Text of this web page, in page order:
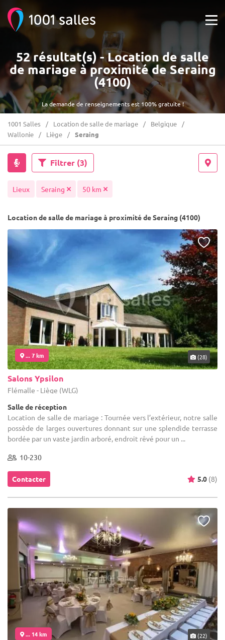
La demande de renseignements est 100% gratuite !
52 résultat(s) - Location de salle
de mariage à proximité de Seraing
(4100)
1001 Salles Location de salle de mariage
Belgique
Wallonie
Liège Seraing
Filtrer (3)
Lieux Seraing 50 km
Location de salle de mariage à proximité de Seraing (4100)
... 7 km (28)
Salons Ypsilon
Flémalle - Liège (WLG)
Salle de réception
Location de salle de mariage : Tournée vers l’extérieur, notre salle
possède de larges ouvertures donnant sur une splendide terrasse
bordée par un vaste jardin arboré, endroit rêvé pour un ...
10-230
Contacter 5.0 (8)
... 14 km (22)